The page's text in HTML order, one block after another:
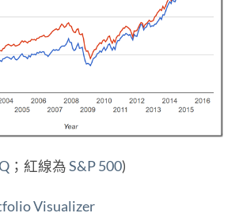
；紅線為S&P 500)
Visualizer